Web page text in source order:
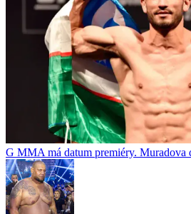
G MMA má datum premiéry.